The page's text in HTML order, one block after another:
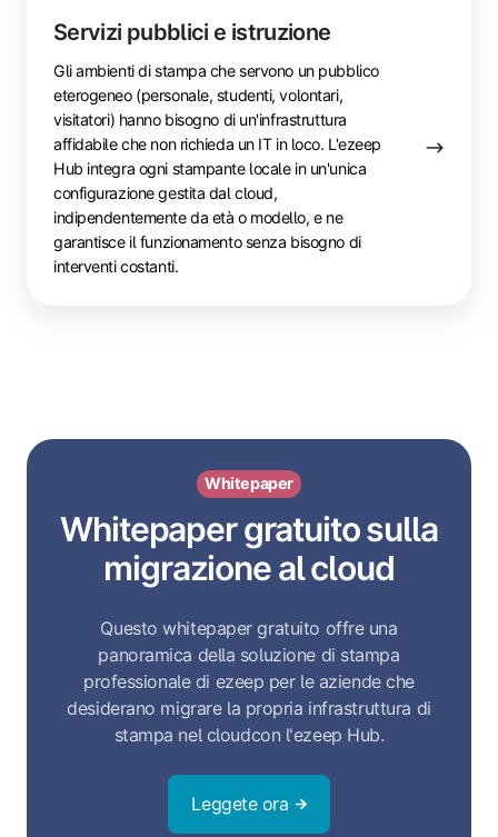
Servizi pubblici e istruzione
Gli ambienti di stampa che servono un pubblico
eterogeneo (personale, studenti, volontari,
visitatori) hanno bisogno di un'infrastruttura
affidabile che non richieda un IT in loco. L'ezeep
Hub integra ogni stampante locale in un'unica
configurazione gestita dal cloud,
indipendentemente da età o modello, e ne
garantisce il funzionamento senza bisogno di
interventi costanti.
Whitepaper
Whitepaper gratuito sulla
migrazione al cloud
Questo whitepaper gratuito offre una
panoramica della soluzione di stampa
professionale di ezeep per le aziende che
desiderano migrare la propria infrastruttura di
stampa nel cloudcon l'ezeep Hub.
Leggete ora